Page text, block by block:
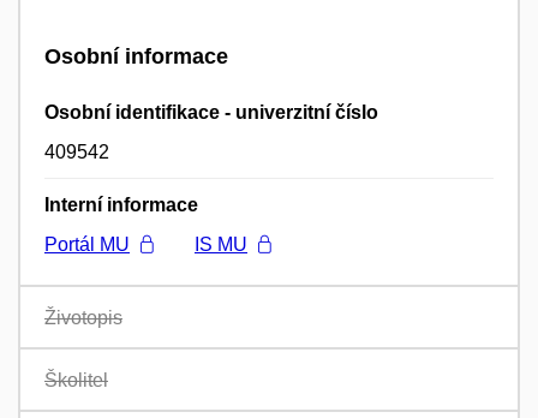
Osobní informace
Osobní identifikace - univerzitní číslo
409542
Interní informace
Portál MU
IS MU
Životopis
Školitel